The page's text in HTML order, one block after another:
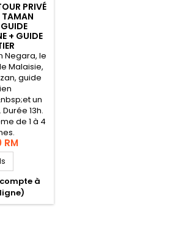
PRIVÉ
TAMAN
+ GUIDE
Negara, le
Malaisie,
guide
un
13h.
de 1 à 4
RM
à